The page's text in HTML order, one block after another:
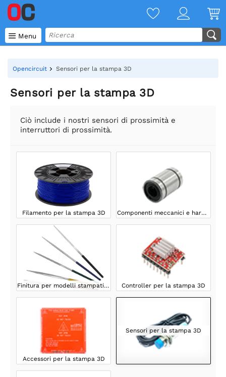
 Menu
Opencircuit Sensori per la stampa 3D
Sensori per la stampa 3D
Ciò include i nostri sensori di prossimità e
interruttori di prossimità.
Filamento per la stampa 3D Componenti meccanici e hardware per la stampa 3D
Finitura per modelli stampati in 3D Controller per la stampa 3D
Accessori per la stampa 3D
Sensori per la stampa 3D